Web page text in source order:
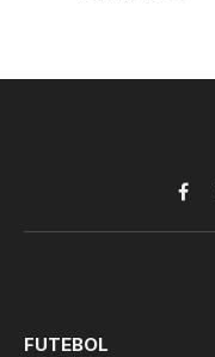
FUTEBOL